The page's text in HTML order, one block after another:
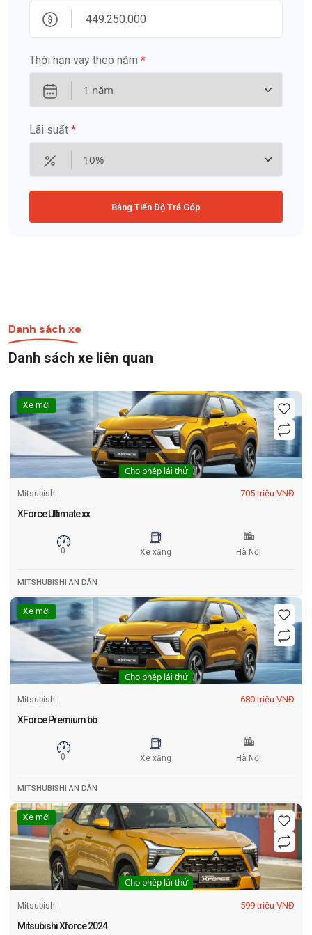
Thời hạn vay theo năm *
Lãi suất *
Bảng Tiến Độ Trả Góp
Danh sách xe
Danh sách xe liên quan
Xe mới
Cho phép lái thử
Mitsubishi 705 triệu VNĐ
XForce Ultimate xx
0 Xe xăng Hà Nội
MITSHUBISHI AN DÂN
Xe mới
Cho phép lái thử
Mitsubishi 680 triệu VNĐ
XForce Premium bb
0 Xe xăng Hà Nội
MITSHUBISHI AN DÂN
Xe mới
Cho phép lái thử
Mitsubishi 599 triệu VNĐ
Mitsubishi Xforce 2024